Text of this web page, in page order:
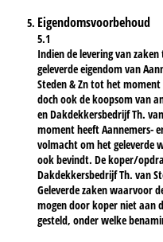
Eigendomsvoorbehoud
5.1
Indien de levering van
geleverde eigendom van
Steden & Zn tot het
doch ook de koopsom van
en Dakdekkersbedrijf Th.
moment heeft Aannemers-
volmacht om het geleverde
ook bevindt. De koper/
Dakdekkersbedrijf Th. van
Geleverde zaken waarvoor
mogen door koper niet aan
gesteld, onder welke